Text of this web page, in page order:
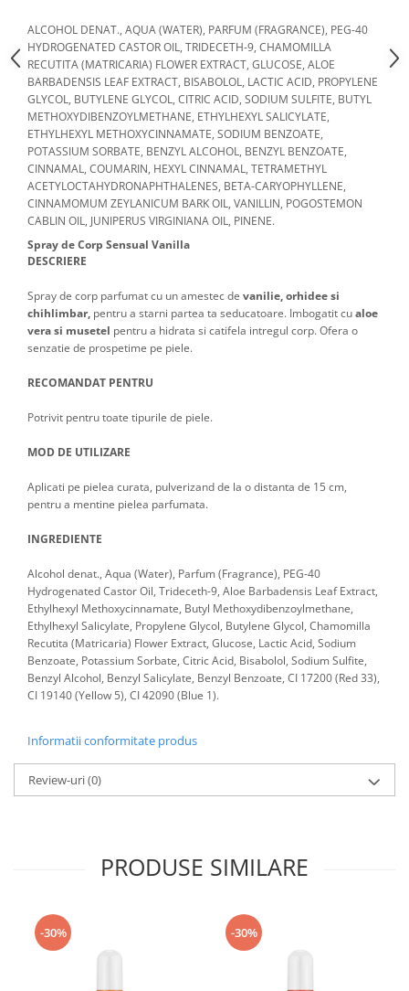
ALCOHOL DENAT., AQUA (WATER), PARFUM (FRAGRANCE), PEG-40
HYDROGENATED CASTOR OIL, TRIDECETH-9, CHAMOMILLA
RECUTITA (MATRICARIA) FLOWER EXTRACT, GLUCOSE, ALOE
BARBADENSIS LEAF EXTRACT, BISABOLOL, LACTIC ACID, PROPYLENE
GLYCOL, BUTYLENE GLYCOL, CITRIC ACID, SODIUM SULFITE, BUTYL
METHOXYDIBENZOYLMETHANE, ETHYLHEXYL SALICYLATE,
ETHYLHEXYL METHOXYCINNAMATE, SODIUM BENZOATE,
POTASSIUM SORBATE, BENZYL ALCOHOL, BENZYL BENZOATE,
CINNAMAL, COUMARIN, HEXYL CINNAMAL, TETRAMETHYL
ACETYLOCTAHYDRONAPHTHALENES, BETA-CARYOPHYLLENE,
CINNAMOMUM ZEYLANICUM BARK OIL, VANILLIN, POGOSTEMON
CABLIN OIL, JUNIPERUS VIRGINIANA OIL, PINENE.
Spray de Corp Sensual Vanilla
DESCRIERE
Spray de corp parfumat cu un amestec de vanilie, orhidee si
chihlimbar, pentru a starni partea ta seducatoare. Imbogatit cualoe
vera si musetel pentru a hidrata si catifela intregul corp. Ofera o
senzatie de prospetime pe piele.
RECOMANDAT PENTRU
Potrivit pentru toate tipurile de piele.
MOD DE UTILIZARE
Aplicati pe pielea curata, pulverizand de la o distanta de 15 cm,
pentru a mentine pielea parfumata.
INGREDIENTE
Alcohol denat., Aqua (Water), Parfum (Fragrance), PEG-40
Hydrogenated Castor Oil, Trideceth-9, Aloe Barbadensis Leaf Extract,
Ethylhexyl Methoxycinnamate, Butyl Methoxydibenzoylmethane,
Ethylhexyl Salicylate, Propylene Glycol, Butylene Glycol, Chamomilla
Recutita (Matricaria) Flower Extract, Glucose, Lactic Acid, Sodium
Benzoate, Potassium Sorbate, Citric Acid, Bisabolol, Sodium Sulfite,
Benzyl Alcohol, Benzyl Salicylate, Benzyl Benzoate, CI 17200 (Red 33),
CI 19140 (Yellow 5), CI 42090 (Blue 1).
Informatii conformitate produs
Review-uri(0)
PRODUSE SIMILARE
-30% -30%